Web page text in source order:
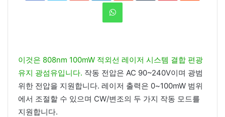
WhatsApp
이것은 808nm 100mW 적외선 레이저 시스템 결합 편광
유지 광섬유입니다. 작동 전압은 AC 90~240V이며 광범
위한 전압을 지원합니다. 레이저 출력은 0~100mW 범위
에서 조절할 수 있으며 CW/변조의 두 가지 작동 모드를
지원합니다.